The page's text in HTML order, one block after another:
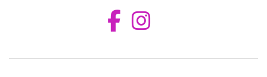
Aceder ao